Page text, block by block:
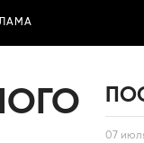
07